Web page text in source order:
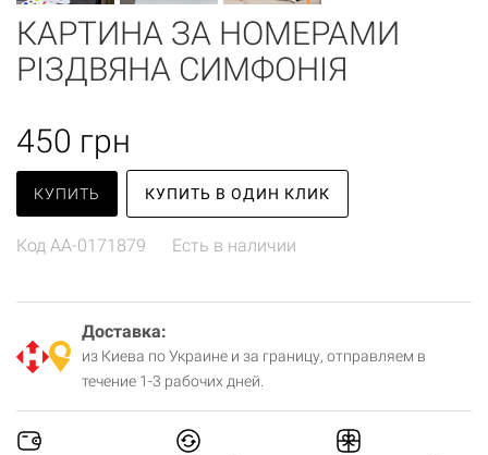
КАРТИНА ЗА НОМЕРАМИ
РІЗДВЯНА СИМФОНІЯ
450 грн
КУПИТЬ КУПИТЬ В ОДИН КЛИК
Код AA-0171879 Есть в наличии
Доставка:
из Киева по Украине и за границу, отправляем в
течение 1-3 рабочих дней.